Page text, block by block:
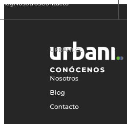
BlogNosotrosContacto
URBANI.CL
CONÓCENOS
Nosotros
Blog
Contacto